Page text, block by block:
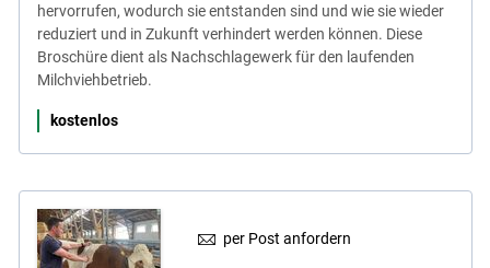
hervorrufen, wodurch sie entstanden sind und wie sie wieder
reduziert und in Zukunft verhindert werden können. Diese
Broschüre dient als Nachschlagewerk für den laufenden
Milchviehbetrieb.
kostenlos
per Post anfordern